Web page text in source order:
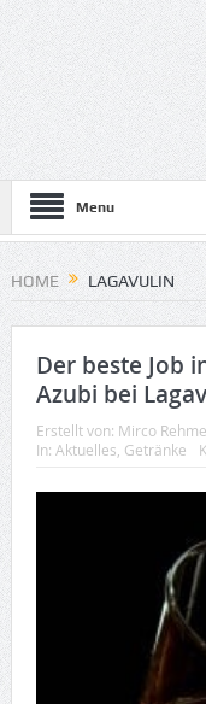
Menu
HOME LAGAVULIN
Der beste Job
Azubi bei
Erstellt von: Mirco
In: Aktuelles Getränke